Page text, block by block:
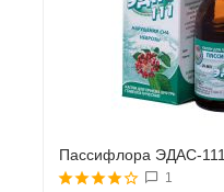
Пассифлора ЭДАС-111
1